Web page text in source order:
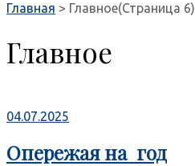
Главная > Главное(Страница 6)
Главное
04.07.2025
Опережая на год